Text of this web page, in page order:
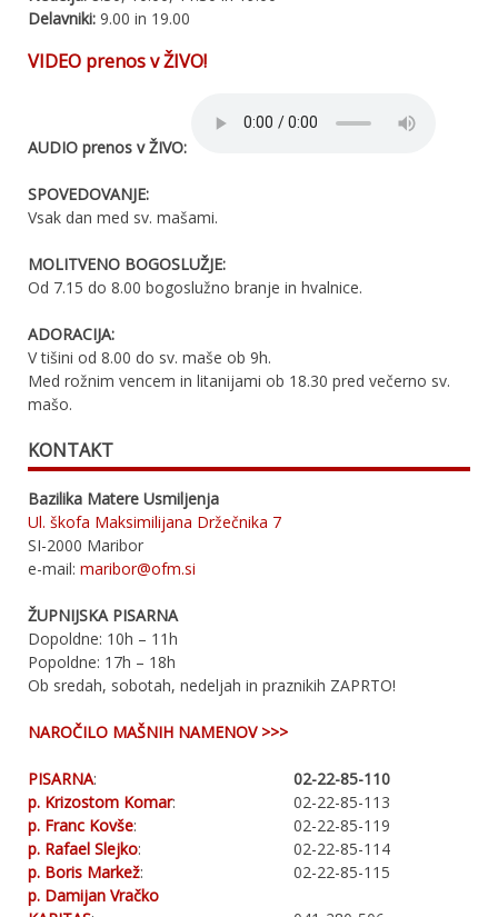
Delavniki: 9.00 in 19.00
VIDEO prenos v ŽIVO!
AUDIO prenos v ŽIVO:
SPOVEDOVANJE:
Vsak dan med sv. mašami.
MOLITVENO BOGOSLUŽJE:
Od 7.15 do 8.00 bogoslužno branje in hvalnice.
ADORACIJA:
V tišini od 8.00 do sv. maše ob 9h.
Med rožnim vencem in litanijami ob 18.30 pred večerno sv.
mašo.
KONTAKT
Bazilika Matere Usmiljenja
Ul. škofa Maksimilijana Držečnika 7
SI-2000 Maribor
e-mail: maribor@ofm.si
ŽUPNIJSKA PISARNA
Dopoldne: 10h – 11h
Popoldne: 17h – 18h
Ob sredah, sobotah, nedeljah in praznikih ZAPRTO!
NAROČILO MAŠNIH NAMENOV >>>
PISARNA:
02-22-85-110
p. Krizostom Komar:
02-22-85-113
p. Franc Kovše:
02-22-85-119
p. Rafael Slejko:
02-22-85-114
p. Boris Markež:
02-22-85-115
p. Damijan Vračko